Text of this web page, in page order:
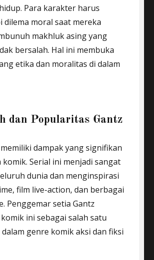
Para karakter harus
dilema moral saat mereka
makhluk asing yang
bersalah. Hal ini membuka
etika dan moralitas di dalam
dan Popularitas Gantz
dampak yang signifikan
komik. Serial ini menjadi sangat
dunia dan menginspirasi
film live-action, dan berbagai
Penggemar setia Gantz
ini sebagai salah satu
genre komik aksi dan fiksi